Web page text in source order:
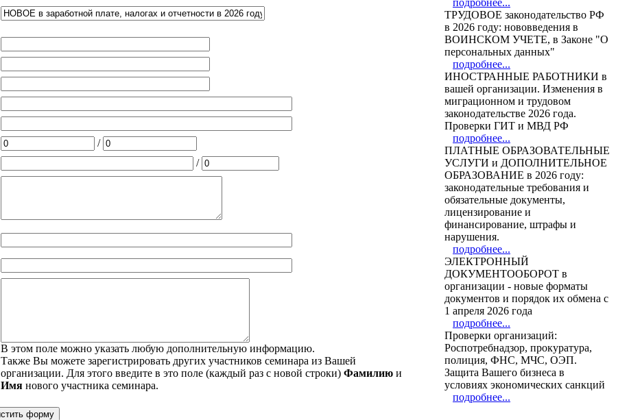
/
/
В этом поле можно указать любую дополнительную информацию.
Также Вы можете зарегистрировать других участников семинара из Вашей
организации. Для этого введите в это поле (каждый раз с новой строки) Фамилию и
Имя нового участника семинара.
подробнее...
ТРУДОВОЕ законодательство РФ
в 2026 году: нововведения в
ВОИНСКОМ УЧЕТЕ, в Законе "О
персональных данных"
подробнее...
ИНОСТРАННЫЕ РАБОТНИКИ в
вашей организации. Изменения в
миграционном и трудовом
законодательстве 2026 года.
Проверки ГИТ и МВД РФ
подробнее...
ПЛАТНЫЕ ОБРАЗОВАТЕЛЬНЫЕ
УСЛУГИ и ДОПОЛНИТЕЛЬНОЕ
ОБРАЗОВАНИЕ в 2026 году:
законодательные требования и
обязательные документы,
лицензирование и
финансирование, штрафы и
нарушения.
подробнее...
ЭЛЕКТРОННЫЙ
ДОКУМЕНТООБОРОТ в
организации - новые форматы
документов и порядок их обмена с
1 апреля 2026 года
подробнее...
Проверки организаций:
Роспотребнадзор, прокуратура,
полиция, ФНС, МЧС, ОЭП.
Защита Вашего бизнеса в
условиях экономических санкций
подробнее...